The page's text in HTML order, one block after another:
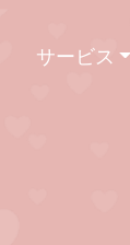
サービス